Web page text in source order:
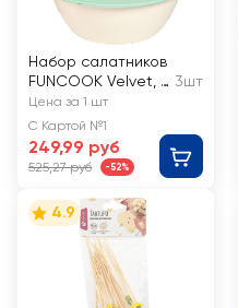
Набор салатников
FUNCOOK Velvet, с
крышкой (3.9л, 2.1л,
1.1л), Арт. FС2210
3шт
Цена за 1 шт
С Картой №1
249,99 руб
525,27 руб -52%
4.9